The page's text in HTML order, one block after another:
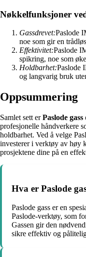
Nøkkelfunksjoner
Gassdrevet:Paslode
noe som gir en
Effektivitet:Paslode
spikring, noe som
Holdbarhet:Paslode
og langvarig bruk
Oppsummering
Samlet sett erPaslode gass
profesjonelle håndverkere
holdbarhet. Ved å velge
investerer i verktøy av høy
prosjektene dine på en
Hva er Paslode
Paslode gass er en
Paslode-verktøy, som
Gassen gir den
sikre effektiv og